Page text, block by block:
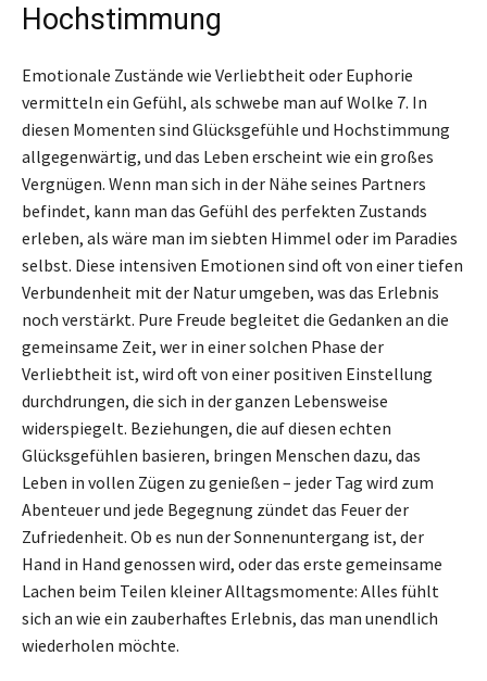
Hochstimmung
Emotionale Zustände wie Verliebtheit oder Euphorie
vermitteln ein Gefühl, als schwebe man auf Wolke 7. In
diesen Momenten sind Glücksgefühle und Hochstimmung
allgegenwärtig, und das Leben erscheint wie ein großes
Vergnügen. Wenn man sich in der Nähe seines Partners
befindet, kann man das Gefühl des perfekten Zustands
erleben, als wäre man im siebten Himmel oder im Paradies
selbst. Diese intensiven Emotionen sind oft von einer tiefen
Verbundenheit mit der Natur umgeben, was das Erlebnis
noch verstärkt. Pure Freude begleitet die Gedanken an die
gemeinsame Zeit, wer in einer solchen Phase der
Verliebtheit ist, wird oft von einer positiven Einstellung
durchdrungen, die sich in der ganzen Lebensweise
widerspiegelt. Beziehungen, die auf diesen echten
Glücksgefühlen basieren, bringen Menschen dazu, das
Leben in vollen Zügen zu genießen – jeder Tag wird zum
Abenteuer und jede Begegnung zündet das Feuer der
Zufriedenheit. Ob es nun der Sonnenuntergang ist, der
Hand in Hand genossen wird, oder das erste gemeinsame
Lachen beim Teilen kleiner Alltagsmomente: Alles fühlt
sich an wie ein zauberhaftes Erlebnis, das man unendlich
wiederholen möchte.